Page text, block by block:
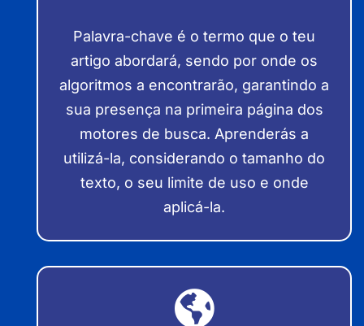
Palavra-chave é o termo que o teu
artigo abordará, sendo por onde os
algoritmos a encontrarão, garantindo a
sua presença na primeira página dos
motores de busca. Aprenderás a
utilizá-la, considerando o tamanho do
texto, o seu limite de uso e onde
aplicá-la.